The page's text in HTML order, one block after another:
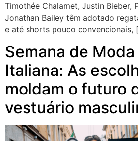
Timothée Chalamet, Justin Bieber,
Jonathan Bailey têm adotado
e até shorts pouco convencionais,
Semana de
Italiana: As
moldam o futuro
vestuário